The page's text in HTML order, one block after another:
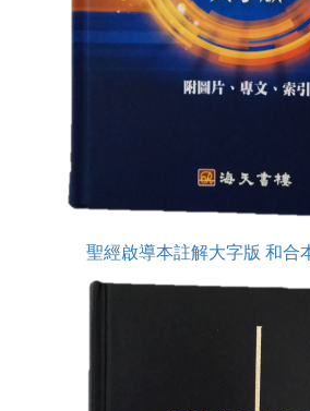
聖經啟導本註解大字版 和合